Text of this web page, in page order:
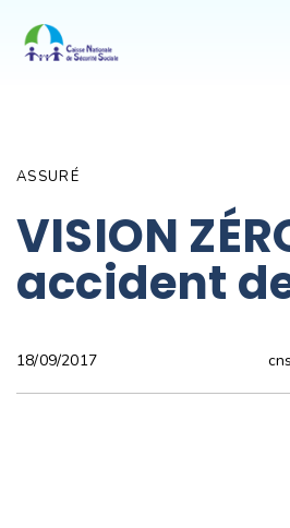
ASSURÉ
VISION
accident
18/09/2017